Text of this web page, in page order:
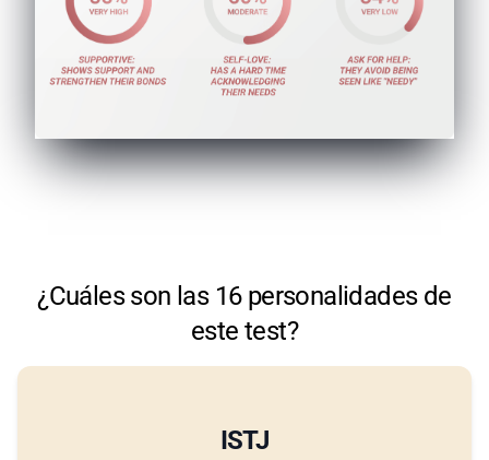
¿Cuáles son las 16 personalidades de
este test?
ISTJ